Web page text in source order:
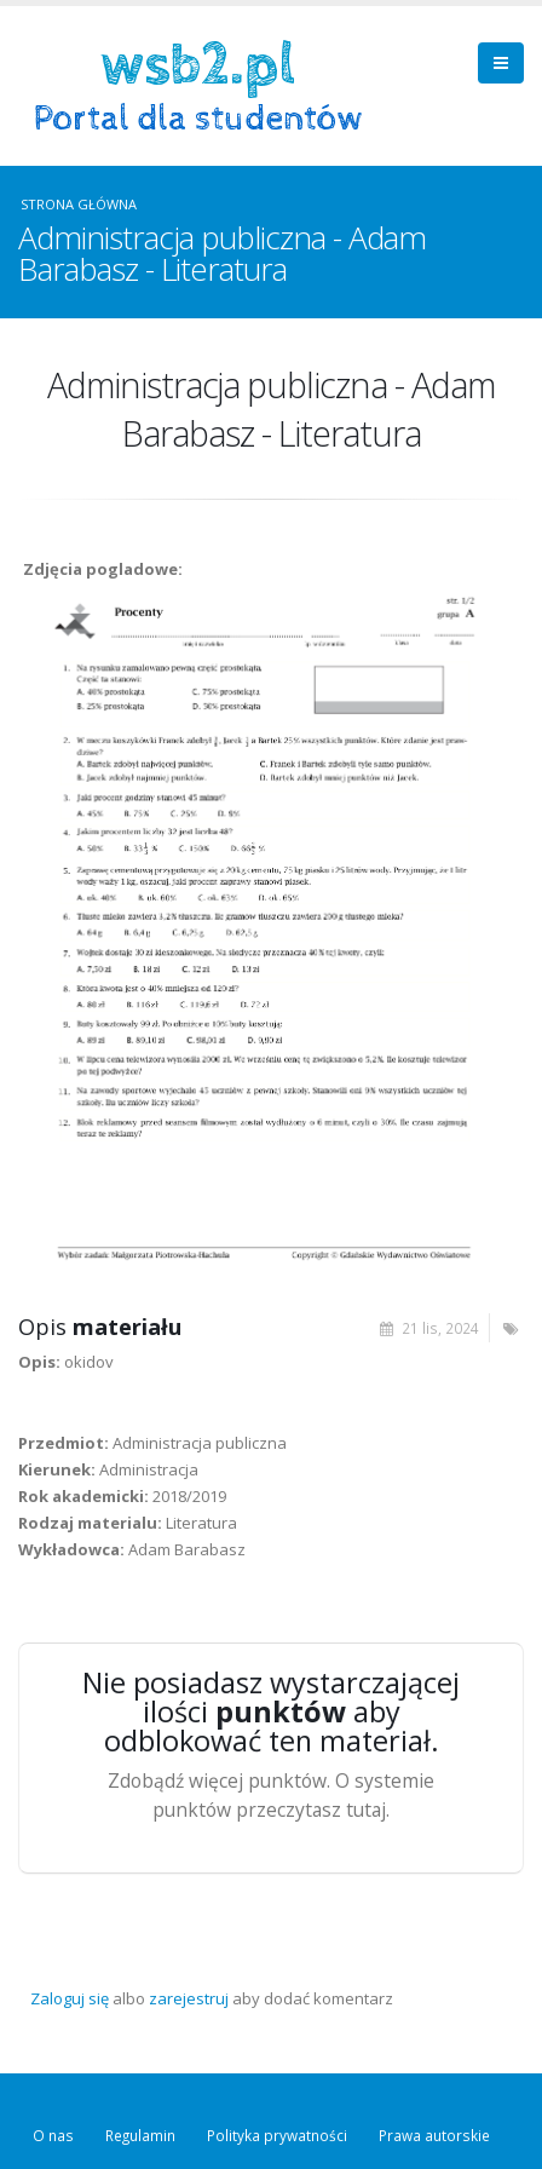
STRONA GŁÓWNA
Administracja publiczna - Adam
Barabasz - Literatura
Administracja publiczna - Adam
Barabasz - Literatura
Zdjęcia pogladowe:
21 lis, 2024
Opis materiału
Opis: okidov
Przedmiot: Administracja publiczna
Kierunek: Administracja
Rok akademicki: 2018/2019
Rodzaj materialu: Literatura
Wykładowca: Adam Barabasz
Nie posiadasz wystarczającej
ilości punktówaby
odblokować ten materiał.
Zdobądź więcej punktów. O systemie
punktów przeczytasz tutaj.
Zaloguj się albo zarejestruj aby dodać komentarz
O nas Regulamin Polityka prywatności Prawa autorskie